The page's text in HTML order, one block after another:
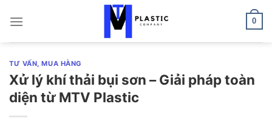
qua
0
TƯ VẤN, MUA HÀNG
Xử lý khí thải bụi sơn – Giải pháp toàn
diện từ MTV Plastic